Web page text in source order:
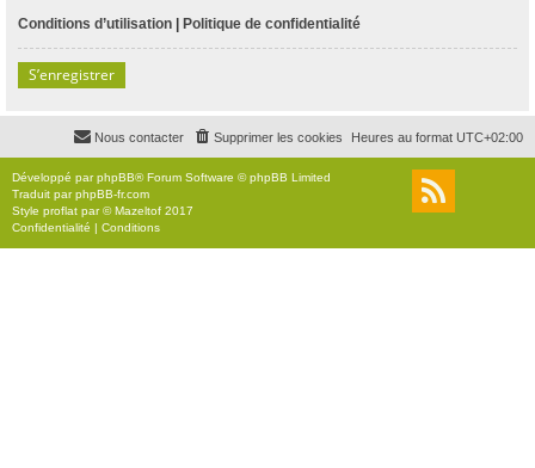
Conditions d’utilisation | Politique de confidentialité
S’enregistrer
Heures au format UTC+02:00
Supprimer les cookies
Nous contacter
Développé parphpBB® Forum Software © phpBB Limited
Traduit parphpBB-fr.com
Style proflat par ©Mazeltof 2017
Confidentialité | Conditions